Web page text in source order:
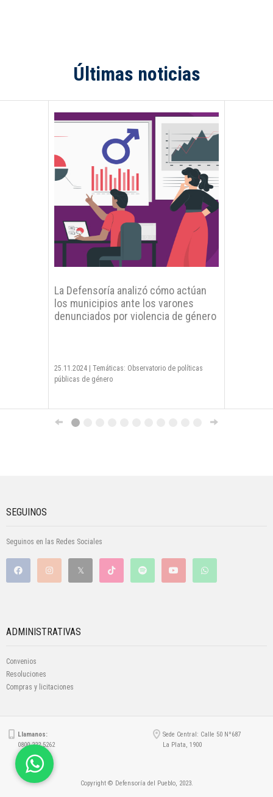
Últimas noticias
La Defensoría analizó cómo actúan
los municipios ante los varones
denunciados por violencia de género
25.11.2024 | Temáticas: Observatorio de políticas
públicas de género
SEGUINOS
Seguinos en las Redes Sociales
ADMINISTRATIVAS
Convenios
Resoluciones
Compras y licitaciones
Llamanos:
0800 222 5262
Sede Central: Calle 50 Nº687
La Plata, 1900
Copyright © Defensoría del Pueblo, 2023.